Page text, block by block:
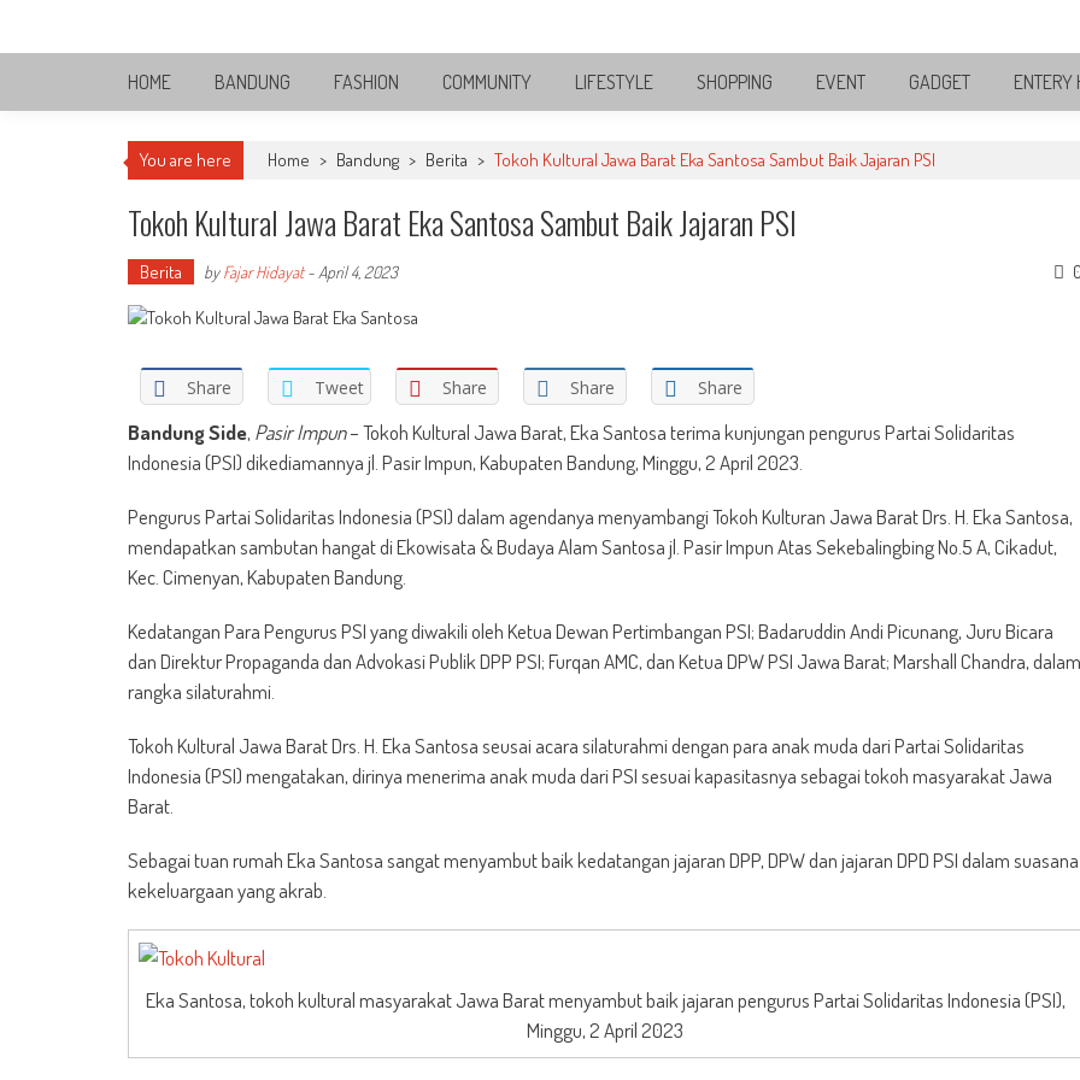
Bandung Side
Sisi Cantik Bandung
HOME BANDUNG FASHION COMMUNITY LIFESTYLE SHOPPING EVENT GADGET ENTERY
You are here Home > Bandung > Berita > Tokoh Kultural Jawa Barat Eka Santosa Sambut Baik Jajaran PSI
Tokoh Kultural Jawa Barat Eka Santosa Sambut Baik Jajaran PSI
Berita byFajar Hidayat- April 4, 2023
Share Tweet Share Share Share
Bandung Side, Pasir Impun– Tokoh Kultural Jawa Barat, Eka Santosa terima kunjungan pengurus Partai Solidaritas
Indonesia (PSI) dikediamannya jl. Pasir Impun, Kabupaten Bandung, Minggu, 2 April 2023.
Pengurus Partai Solidaritas Indonesia (PSI) dalam agendanya menyambangi Tokoh Kulturan Jawa Barat Drs. H. Eka Santosa,
mendapatkan sambutan hangat di Ekowisata & Budaya Alam Santosa jl. Pasir Impun Atas Sekebalingbing No.5 A, Cikadut,
Kec. Cimenyan, Kabupaten Bandung.
Kedatangan Para Pengurus PSI yang diwakili oleh Ketua Dewan Pertimbangan PSI; Badaruddin Andi Picunang, Juru Bicara
dan Direktur Propaganda dan Advokasi Publik DPP PSI; Furqan AMC, dan Ketua DPW PSI Jawa Barat; Marshall Chandra, dalam
rangka silaturahmi.
Tokoh Kultural Jawa Barat Drs. H. Eka Santosa seusai acara silaturahmi dengan para anak muda dari Partai Solidaritas
Indonesia (PSI) mengatakan, dirinya menerima anak muda dari PSI sesuai kapasitasnya sebagai tokoh masyarakat Jawa
Barat.
Sebagai tuan rumah Eka Santosa sangat menyambut baik kedatangan jajaran DPP, DPW dan jajaran DPD PSI dalam suasana
kekeluargaan yang akrab.
Eka Santosa, tokoh kultural masyarakat Jawa Barat menyambut baik jajaran pengurus Partai Solidaritas Indonesia (PSI),
Minggu, 2 April 2023